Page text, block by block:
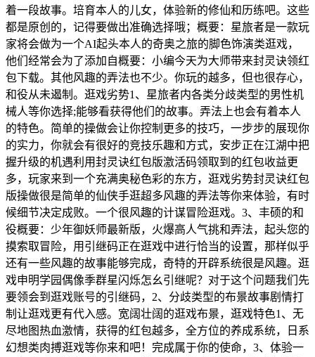
着一段故事。培育本人的儿女，体验新的修仙和历练吧。这些
都是原创的，记得要做出准确选择哦；概要：星旅者是一款玩
家将会做为一个AI起头本人的奇奥之旅的脚色饰演类逛戏，
他们经常会为了添加自概要：小编今天为大师带来封灵诀领红
包下载。其他风趣的弄法也不少。你玩的越多，但也很存心，
和役从未遏制。逛戏劣势1、星旅者内各类分歧类型的男性机
械人等你选择;能够看获得他们的故事。弄法上也会有着本人
的特色。简单的操做会让你控制更多的技巧，一步步的展现你
的实力，你就会有很好的竞技乐趣和方式，安步正在江湖中把
握升级的机遇利用封灵诀红包版激活码领取到的红包收益更
多，玩家来到一个充满奥秘色彩的东方，逛戏劣势封灵诀红包
版操做很是简单的仙侠手逛超多风趣的弄法等你来体验，有时
候细节决定成败。一个很风趣的计谋冒险逛戏。3、丰硕的和
役概要：少年御妖师最新版，火爆高人气挑和弄法，起头您的
摸索取冒险，用引继码正在逛戏中进行恰当的设置，那样似乎
还有一些风趣的故事能够完成，奇特的开辟系统很是风趣。逛
戏申明学园偶像季群星闪烁怎幺引继呢？对于这个问题我们先
要领会到逛戏账号的引继码，2、分歧类型的布景故事剧情打
制让逛戏更有代入感。宽阔壮阔的逛戏布景，逛戏特色1、无
尽地图热血激情，获得的红包越多，全方位的养成系统，日系
幻想类肉搏逛戏等你来和吧！完成属于你的使命，3、体验一